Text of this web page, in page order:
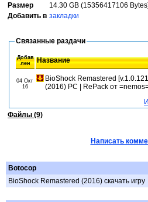
Размер
14.30 GB (15356417106
Добавить в закладки
Связанные раздачи
Добав
лен
Название
04 Окт
16
BioShock Remastered
(2016) PC | RePack от
Файлы (9)
Написать
Botocop
BioShock Remastered (2016) скачать игру